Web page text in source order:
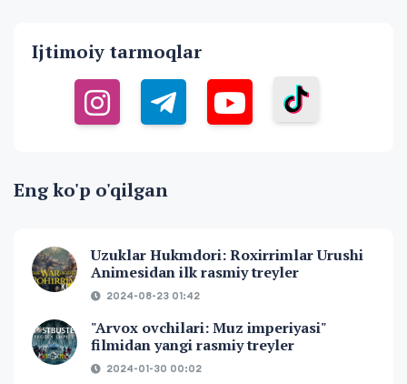
Ijtimoiy tarmoqlar
Eng ko'p o'qilgan
Uzuklar Hukmdori: Roxirrimlar Urushi
Animesidan ilk rasmiy treyler
2024-08-23 01:42
"Arvox ovchilari: Muz imperiyasi"
filmidan yangi rasmiy treyler
2024-01-30 00:02